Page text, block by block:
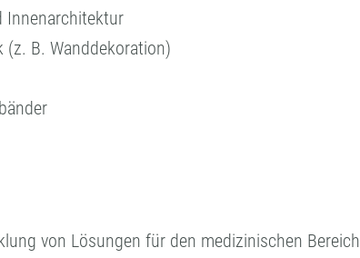
Innenarchitektur
(z. B. Wanddekoration)
von Lösungen für den medizinischen Bereich